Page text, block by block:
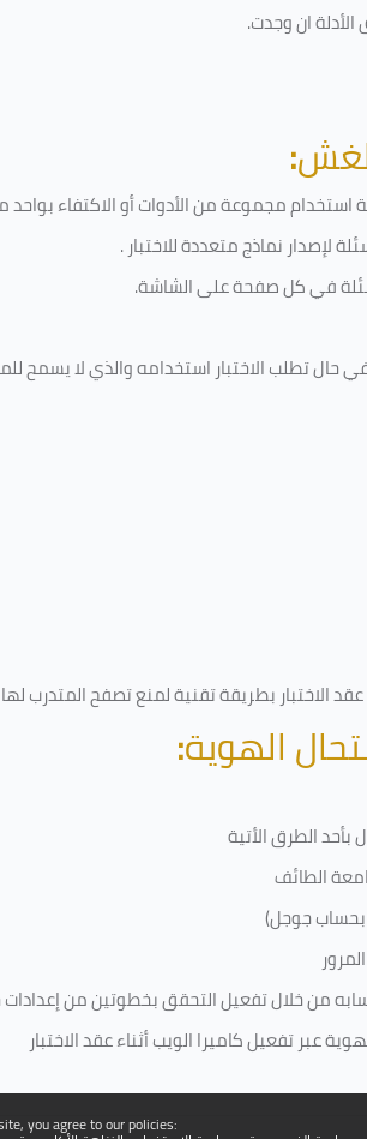
you agree to our policies:
ان وجدت.
:
مجموعة من الأدوات أو الاكتفاء
نماذج متعددة للاختبار.
في كل صفحة على الشاشة.
حال تطلب الاختبار استخدامه والذي لا يسمح
الاختبار بطريقة تقنية لمنع تصفح المتدرب لها
الهوية:
الطرق الأتية
الطائف
جوجل)
من خلال تفعيل التحقق بخطوتين من
عبر تفعيل كاميرا الويب أثناء عقد الاختبار